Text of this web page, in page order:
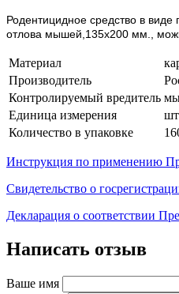
Родентицидное средство в
отлова мышей,135х200 мм.,
Материал
Производитель
Контролируемый вредитель
Единица измерения
шт
Количество в упаковке
Инструкция по применению
Свидетельство о
Декларация о соответствии
Написать отзыв
Ваше имя